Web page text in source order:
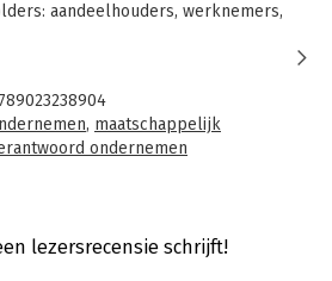
aandeelhouders, werknemers,
en de overheid is daarbij
richting maatschappelijk
Naast inhoudelijke beschouwingen
als een gedragscode,
, maatschappelijk
ondernemen
van Gorcum
lezersrecensie schrijft!